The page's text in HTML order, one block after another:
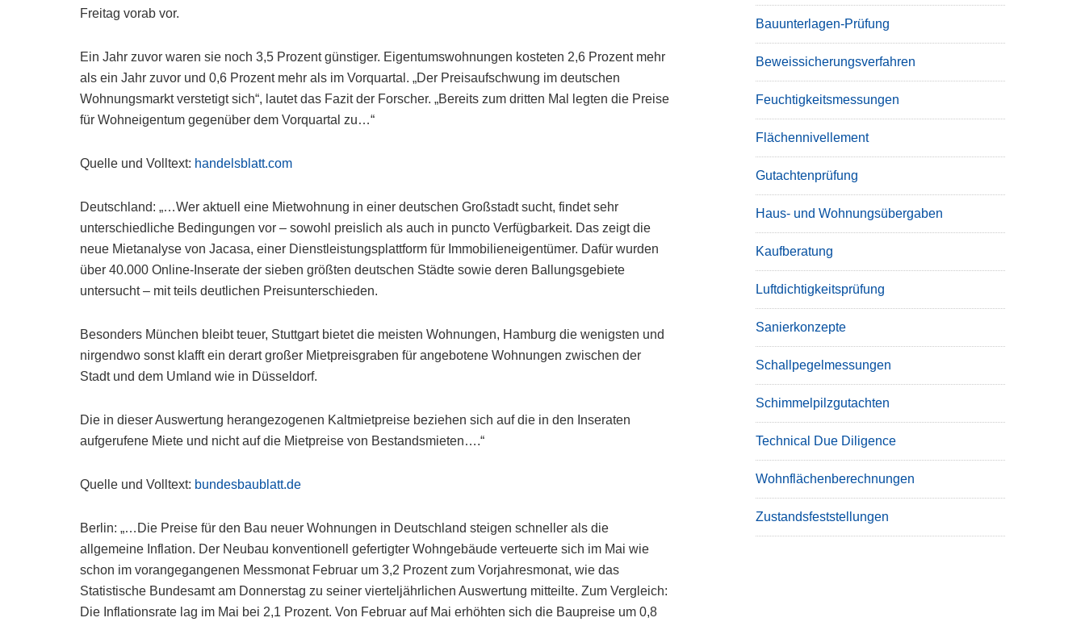
Freitag vorab vor.
Ein Jahr zuvor waren sie noch 3,5 Prozent günstiger. Eigentumswohnungen kosteten 2,6 Prozent mehr
als ein Jahr zuvor und 0,6 Prozent mehr als im Vorquartal. „Der Preisaufschwung im deutschen
Wohnungsmarkt verstetigt sich“, lautet das Fazit der Forscher. „Bereits zum dritten Mal legten die Preise
für Wohneigentum gegenüber dem Vorquartal zu…“
Quelle und Volltext: handelsblatt.com
Deutschland: „…Wer aktuell eine Mietwohnung in einer deutschen Großstadt sucht, findet sehr
unterschiedliche Bedingungen vor – sowohl preislich als auch in puncto Verfügbarkeit. Das zeigt die
neue Mietanalyse von Jacasa, einer Dienstleistungsplattform für Immobilieneigentümer. Dafür wurden
über 40.000 Online-Inserate der sieben größten deutschen Städte sowie deren Ballungsgebiete
untersucht – mit teils deutlichen Preisunterschieden.
Besonders München bleibt teuer, Stuttgart bietet die meisten Wohnungen, Hamburg die wenigsten und
nirgendwo sonst klafft ein derart großer Mietpreisgraben für angebotene Wohnungen zwischen der
Stadt und dem Umland wie in Düsseldorf.
Die in dieser Auswertung herangezogenen Kaltmietpreise beziehen sich auf die in den Inseraten
aufgerufene Miete und nicht auf die Mietpreise von Bestandsmieten….“
Quelle und Volltext: bundesbaublatt.de
Berlin: „…Die Preise für den Bau neuer Wohnungen in Deutschland steigen schneller als die
allgemeine Inflation. Der Neubau konventionell gefertigter Wohngebäude verteuerte sich im Mai wie
schon im vorangegangenen Messmonat Februar um 3,2 Prozent zum Vorjahresmonat, wie das
Statistische Bundesamt am Donnerstag zu seiner vierteljährlichen Auswertung mitteilte. Zum Vergleich:
Die Inflationsrate lag im Mai bei 2,1 Prozent. Von Februar auf Mai erhöhten sich die Baupreise um 0,8
Bauunterlagen-Prüfung
Beweissicherungsverfahren
Feuchtigkeitsmessungen
Flächennivellement
Gutachtenprüfung
Haus- und Wohnungsübergaben
Kaufberatung
Luftdichtigkeitsprüfung
Sanierkonzepte
Schallpegelmessungen
Schimmelpilzgutachten
Technical Due Diligence
Wohnflächenberechnungen
Zustandsfeststellungen